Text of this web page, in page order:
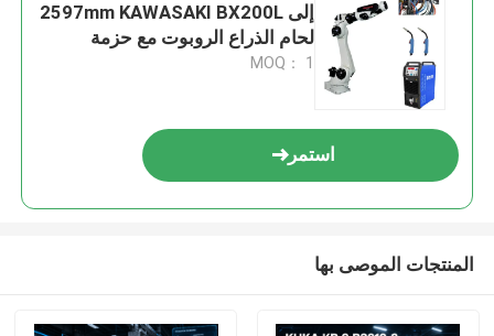
إلى 2597mm KAWASAKI BX200L
لحام الذراع الروبوت مع حزمة
الملابس والغطاءات الواقية
MOQ： 1
استمر
المنتجات الموصى بها